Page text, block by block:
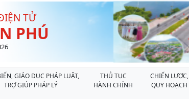
TỬ
PHÚ
GIÁO DỤC PHÁP LUẬT,
TRỢ GIÚP PHÁP LÝ
THỦ TỤC
HÀNH CHÍNH
CHIẾN LƯỢC,
QUY HOẠCH